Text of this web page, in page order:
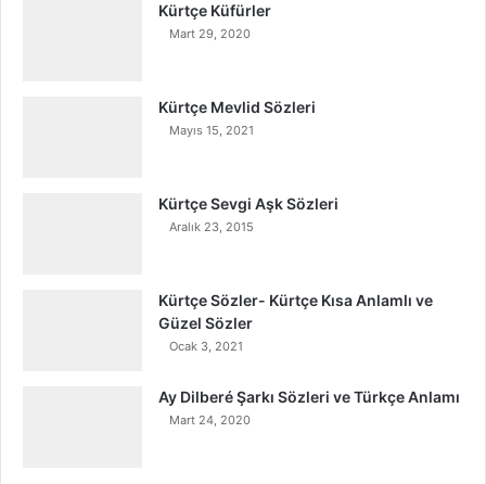
Kürtçe Küfürler
Mart 29, 2020
Kürtçe Mevlid Sözleri
Mayıs 15, 2021
Kürtçe Sevgi Aşk Sözleri
Aralık 23, 2015
Kürtçe Sözler- Kürtçe Kısa Anlamlı ve
Güzel Sözler
Ocak 3, 2021
Ay Dilberé Şarkı Sözleri ve Türkçe Anlamı
Mart 24, 2020